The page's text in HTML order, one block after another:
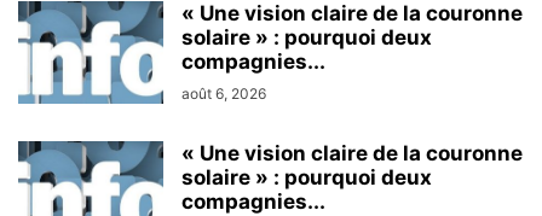
« Une vision claire de la couronne
solaire » : pourquoi deux
compagnies...
août 6, 2026
« Une vision claire de la couronne
solaire » : pourquoi deux
compagnies...